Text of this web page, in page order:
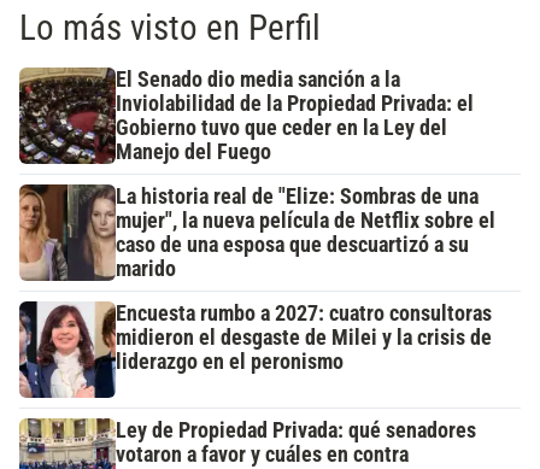
Lo más visto en Perfil
El Senado dio media sanción a la
Inviolabilidad de la Propiedad Privada: el
Gobierno tuvo que ceder en la Ley del
Manejo del Fuego
La historia real de "Elize: Sombras de una
mujer", la nueva película de Netflix sobre el
caso de una esposa que descuartizó a su
marido
Encuesta rumbo a 2027: cuatro consultoras
midieron el desgaste de Milei y la crisis de
liderazgo en el peronismo
Ley de Propiedad Privada: qué senadores
votaron a favor y cuáles en contra